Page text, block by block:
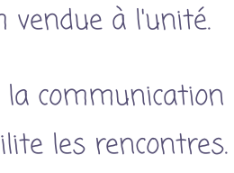
vendue à l'unité.
communication
les rencontres.